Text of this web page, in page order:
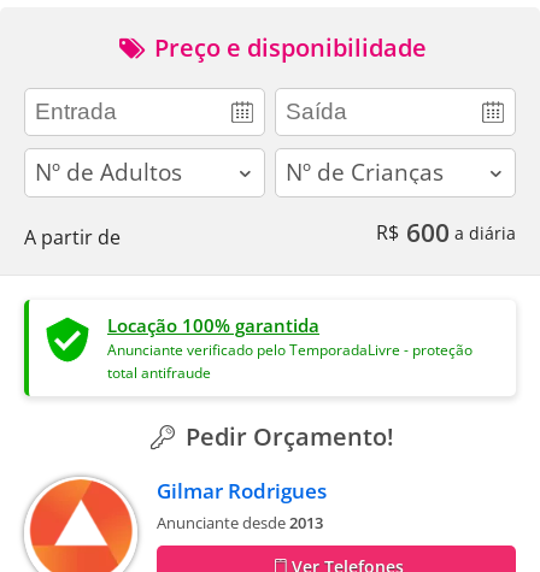
Preço e disponibilidade
adults children
A partir de R$ 600 a diária
Locação 100% garantida
Anunciante verificado pelo TemporadaLivre - proteção
total antifraude
Pedir Orçamento!
Gilmar Rodrigues
Anunciante desde2013
Ver Telefones